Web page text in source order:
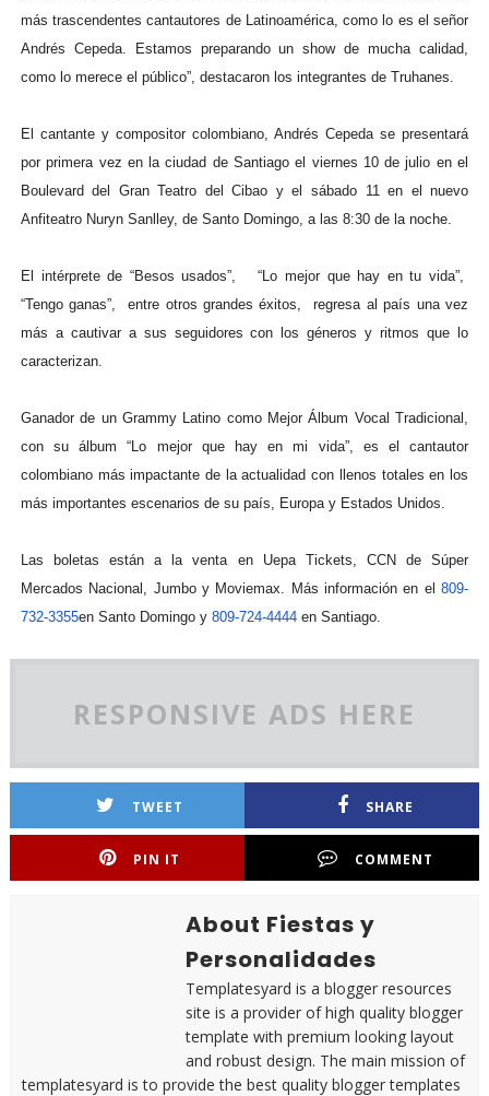
más trascendentes cantautores de Latinoamérica, como lo es el señor
Andrés Cepeda. Estamos preparando un show de mucha calidad,
como lo merece el público”, destacaron los integrantes de Truhanes.
El cantante y compositor colombiano, Andrés Cepeda se presentará
por primera vez en la ciudad de Santiago el viernes 10 de julio en el
Boulevard del Gran Teatro del Cibao y el sábado 11 en el nuevo
Anfiteatro Nuryn Sanlley, de Santo Domingo, a las 8:30 de la noche.
El intérprete de “Besos usados”, “Lo mejor que hay en tu vida”,
“Tengo ganas”, entre otros grandes éxitos, regresa al país una vez
más a cautivar a sus seguidores con los géneros y ritmos que lo
caracterizan.
Ganador de un Grammy Latino como Mejor Álbum Vocal Tradicional,
con su álbum “Lo mejor que hay en mi vida”, es el cantautor
colombiano más impactante de la actualidad con llenos totales en los
más importantes escenarios de su país, Europa y Estados Unidos.
Las boletas están a la venta en Uepa Tickets, CCN de Súper
Mercados Nacional, Jumbo y Moviemax. Más información en el809-
732-3355en Santo Domingo y 809-724-4444en Santiago.
RESPONSIVE ADS HERE
TWEET SHARE
PIN IT COMMENT
About Fiestas y
Personalidades
Templatesyard is a blogger resources
site is a provider of high quality blogger
template with premium looking layout
and robust design. The main mission of
templatesyard is to provide the best quality blogger templates